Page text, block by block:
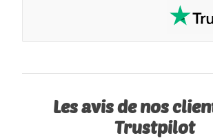
Les avis de nos
Trustpilot